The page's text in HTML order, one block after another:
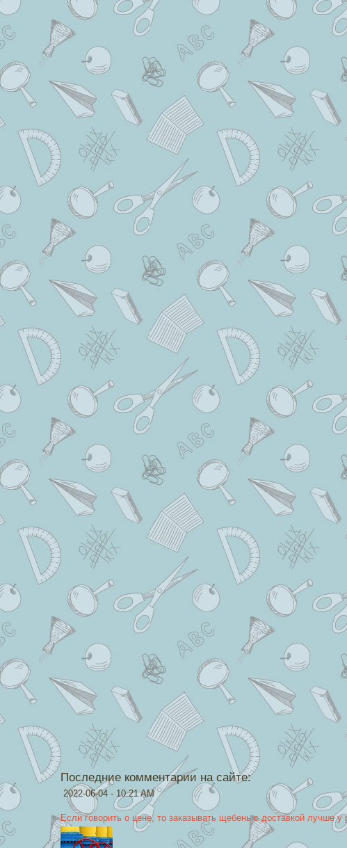
Последние комментарии на сайте:
2022-06-04 - 10:21 AM
Если говорить о цене, то заказывать щебень с доставкой лучше